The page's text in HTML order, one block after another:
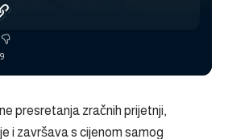
presretanja zračnih prijetnji,
i završava s cijenom samog